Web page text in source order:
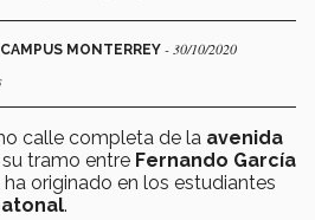
MONTERREY - 30/10/2020
calle completa de la avenida
su tramo entre Fernando García
, ha originado en los estudiantes
.